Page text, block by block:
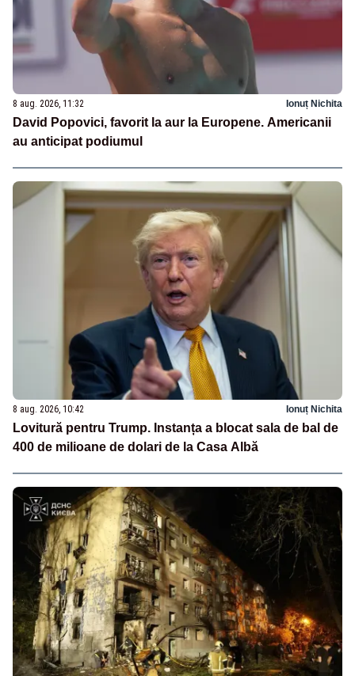
8 aug. 2026, 11:32 Ionuț Nichita
David Popovici, favorit la aur la Europene. Americanii
au anticipat podiumul
8 aug. 2026, 10:42 Ionuț Nichita
Lovitură pentru Trump. Instanța a blocat sala de bal de
400 de milioane de dolari de la Casa Albă